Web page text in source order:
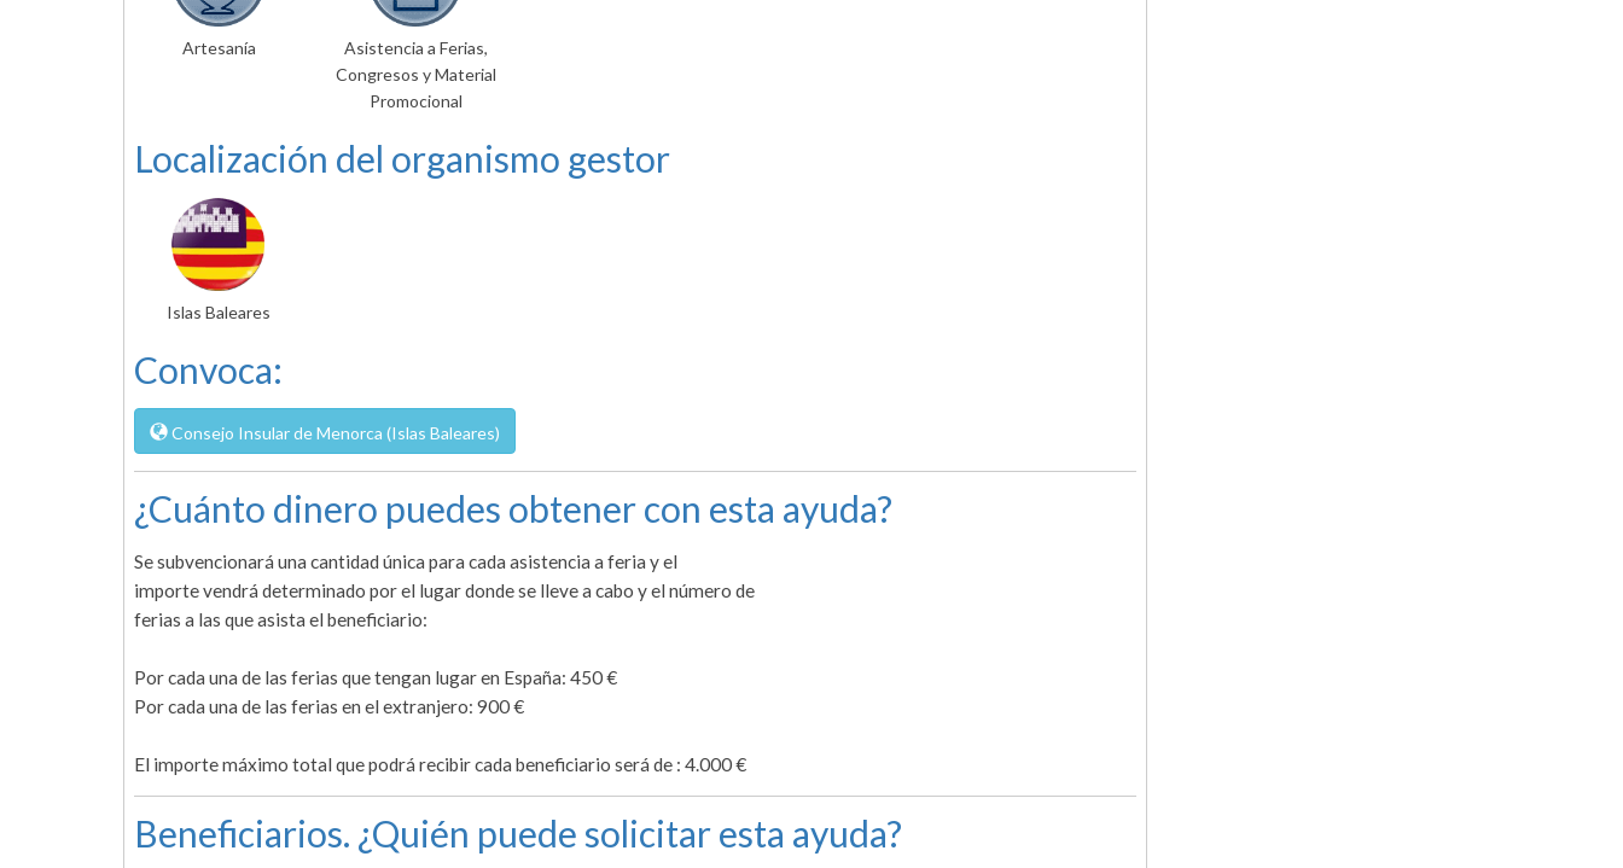
Artesanía
Asistencia a Ferias,
Congresos y Material
Promocional
Localización del organismo gestor
Islas Baleares
Convoca:
Consejo Insular de Menorca (Islas Baleares)
¿Cuánto dinero puedes obtener con esta ayuda?
Se subvencionará una cantidad única para cada asistencia a feria y el
importe vendrá determinado por el lugar donde se lleve a cabo y el número de
ferias a las que asista el beneficiario:
Por cada una de las ferias que tengan lugar en España: 450 €
Por cada una de las ferias en el extranjero: 900 €
El importe máximo total que podrá recibir cada beneficiario será de : 4.000 €
Beneficiarios. ¿Quién puede solicitar esta ayuda?